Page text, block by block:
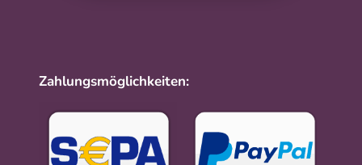
Zahlungsmöglichkeiten: